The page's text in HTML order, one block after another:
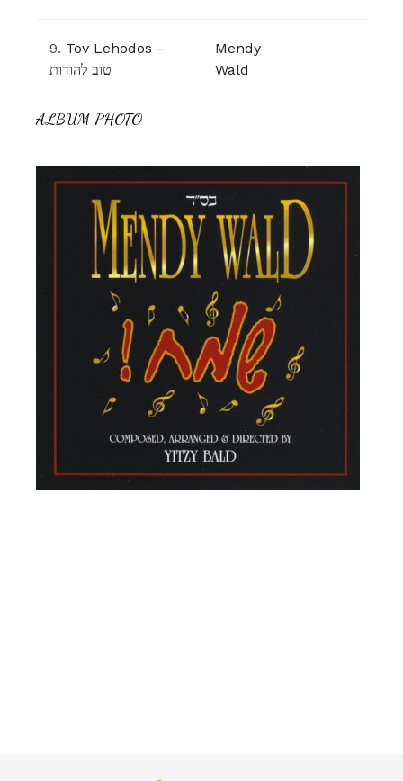
9. Tov Lehodos –
טוב להודות
Mendy
Wald
ALBUM PHOTO